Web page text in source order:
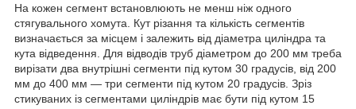
На кожен сегмент встановлюють не менш ніж одного
стягувального хомута. Кут різання та кількість сегментів
визначається за місцем і залежить від діаметра циліндра та
кута відведення. Для відводів труб діаметром до 200 мм треба
вирізати два внутрішні сегменти під кутом 30 градусів, від 200
мм до 400 мм — три сегменти під кутом 20 градусів. Зріз
стикуваних із сегментами циліндрів має бути під кутом 15